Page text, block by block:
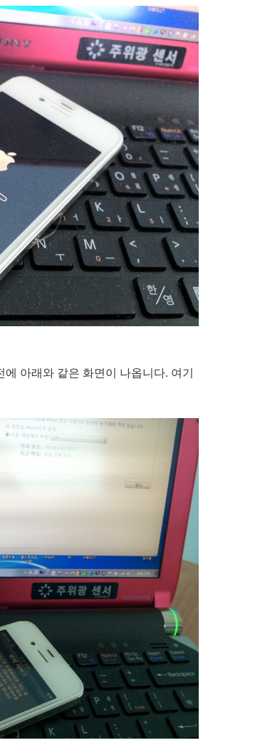
아래와 같은 화면이 나옵니다. 여기